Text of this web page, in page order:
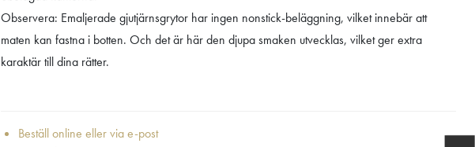
Observera: Emaljerade gjutjärnsgrytor har ingen nonstick-beläggning, vilket innebär att
maten kan fastna i botten. Och det är här den djupa smaken utvecklas, vilket ger extra
karaktär till dina rätter.
Beställ online eller via e-post